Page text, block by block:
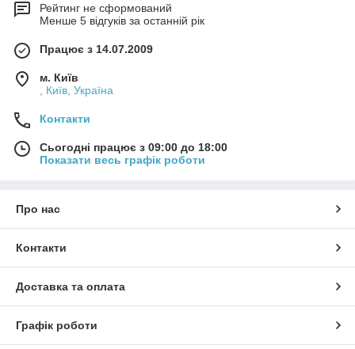
Рейтинг не сформований
Менше 5 відгуків за останній рік
Працює з 14.07.2009
м. Київ
, Київ, Україна
Контакти
Сьогодні працює з 09:00 до 18:00
Показати весь графік роботи
Про нас
Контакти
Доставка та оплата
Графік роботи